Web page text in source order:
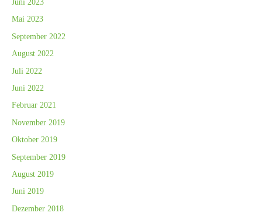
Juni 2023
Mai 2023
September 2022
August 2022
Juli 2022
Juni 2022
Februar 2021
November 2019
Oktober 2019
September 2019
August 2019
Juni 2019
Dezember 2018